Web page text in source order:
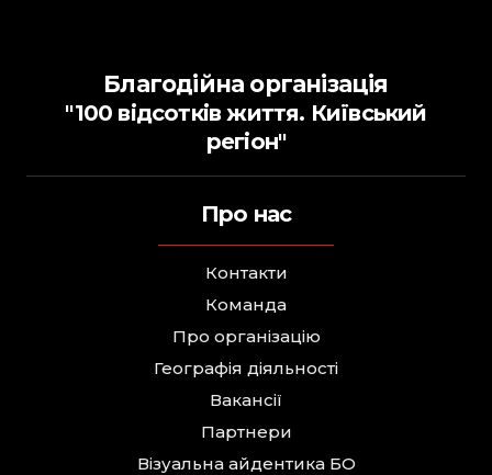
Благодійна організація
"100 відсотків життя. Київський
регіон"
Про нас
Контакти
Команда
Про організацію
Географія діяльності
Вакансії
Партнери
Візуальна айдентика БО